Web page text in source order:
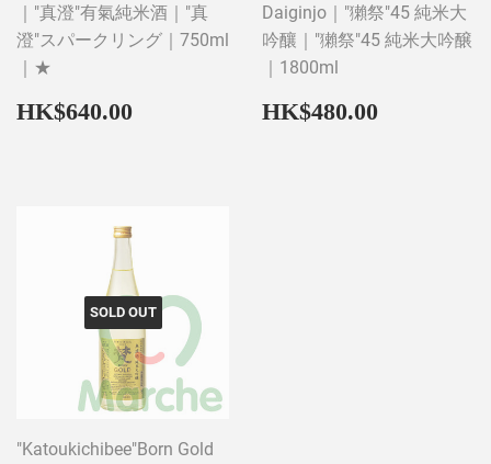
｜"真澄"有氣純米酒｜"真
澄"スパークリング｜750ml
｜★
Regular
price
HK$640.00 HK$640.00
Daiginjo｜"獺祭"45 純米大
吟釀｜"獺祭"45 純米大吟醸
｜1800ml
Regular
price
HK$480.00
SOLD OUT
"Katoukichibee"Born Gold